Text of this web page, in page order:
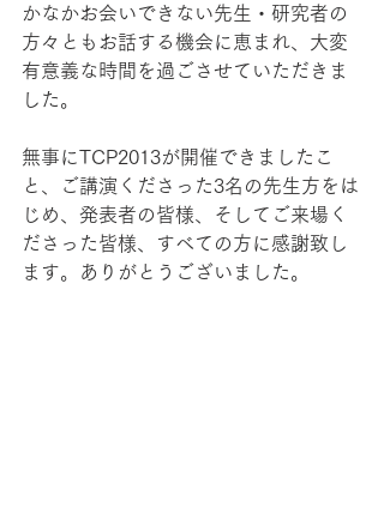
かなかお会いできない先生・研究者の
方々ともお話する機会に恵まれ、大変
有意義な時間を過ごさせていただきま
した。
無事にTCP2013が開催できましたこ
と、ご講演くださった3名の先生方をは
じめ、発表者の皆様、そしてご来場く
ださった皆様、すべての方に感謝致し
ます。ありがとうございました。